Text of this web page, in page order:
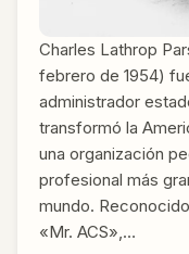
Charles Lathrop
febrero de 1954)
administrador
transformó la
una organización
profesional más
mundo.
«Mr. ACS»,…